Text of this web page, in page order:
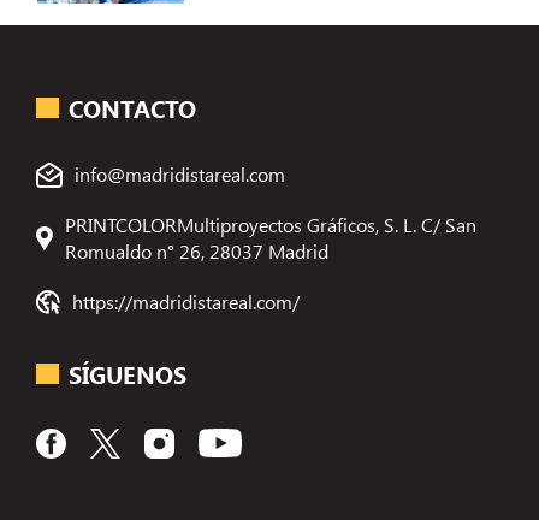
CONTACTO
info@madridistareal.com
PRINTCOLORMultiproyectos Gráficos, S. L. C/ San
Romualdo n° 26, 28037 Madrid
https://madridistareal.com/
SÍGUENOS